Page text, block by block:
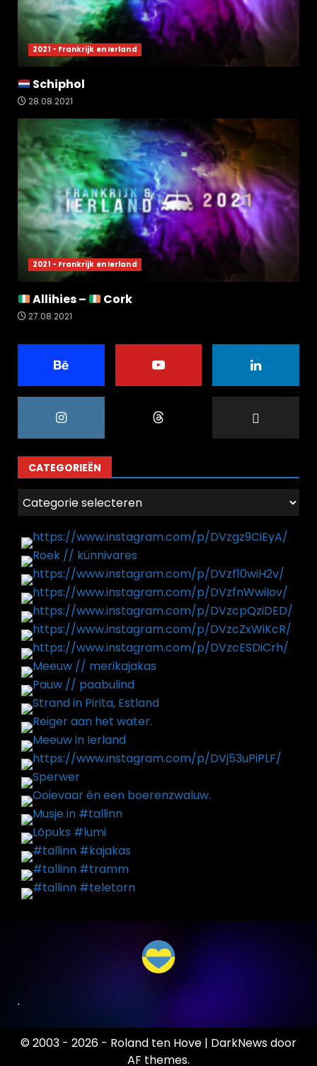
2021 - Frankrijk en Ierland
Schiphol
28.08.2021
2021 - Frankrijk en Ierland
Allihies – Cork
27.08.2021
CATEGORIEËN
Categorieën
.
© 2003 - 2026 - Roland ten Hove | DarkNewsdoor
AF themes.